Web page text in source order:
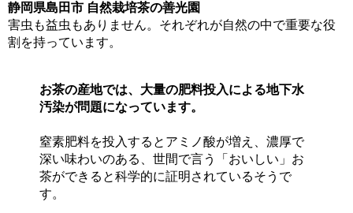
静岡県島田市 自然栽培茶の善光園
害虫も益虫もありません。それぞれが自然の中で重要な役
割を持っています。
お茶の産地では、大量の肥料投入による地下水
汚染が問題になっています。
窒素肥料を投入するとアミノ酸が増え、濃厚で
深い味わいのある、世間で言う「おいしい」お
茶ができると科学的に証明されているそうで
す。